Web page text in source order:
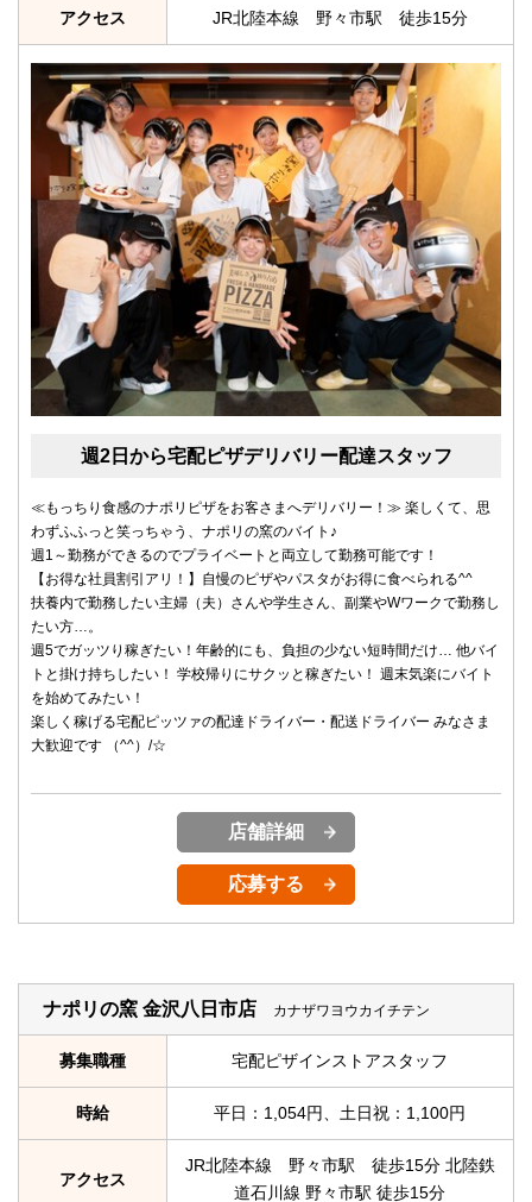
アクセス JR北陸本線 野々市駅 徒歩15分
週2日から宅配ピザデリバリー配達スタッフ
≪もっちり食感のナポリピザをお客さまへデリバリー！≫ 楽しくて、思
わずふふっと笑っちゃう、ナポリの窯のバイト♪
週1～勤務ができるのでプライベートと両立して勤務可能です！
【お得な社員割引アリ！】自慢のピザやパスタがお得に食べられる^^
扶養内で勤務したい主婦（夫）さんや学生さん、副業やWワークで勤務し
たい方…。
週5でガッツり稼ぎたい！年齢的にも、負担の少ない短時間だけ… 他バイ
トと掛け持ちしたい！ 学校帰りにサクッと稼ぎたい！ 週末気楽にバイト
を始めてみたい！
楽しく稼げる宅配ピッツァの配達ドライバー・配送ドライバー みなさま
大歓迎です （^^）/☆
店舗詳細
応募する
ナポリの窯 金沢八日市店 カナザワヨウカイチテン
募集職種 宅配ピザインストアスタッフ
時給 平日：1,054円、土日祝：1,100円
アクセス
JR北陸本線 野々市駅 徒歩15分 北陸鉄
道石川線 野々市駅 徒歩15分